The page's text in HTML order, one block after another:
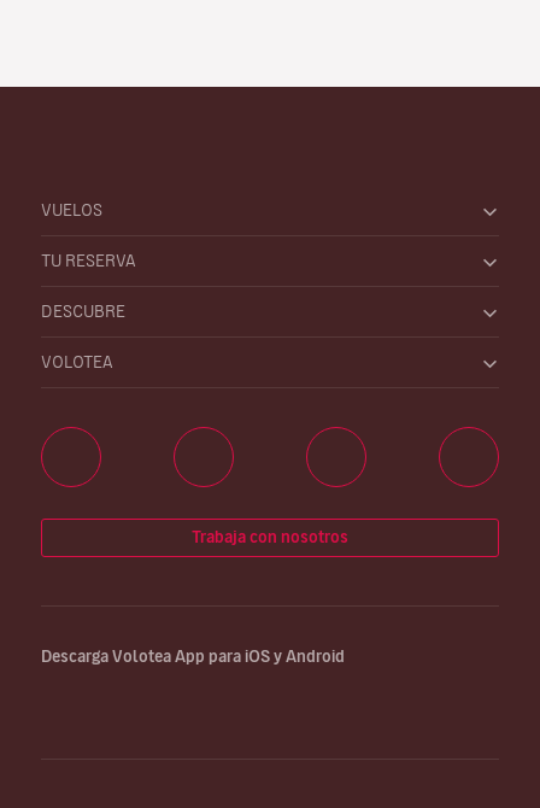
VUELOS
TU RESERVA
DESCUBRE
VOLOTEA
Trabaja con nosotros
Descarga Volotea App para iOS y Android